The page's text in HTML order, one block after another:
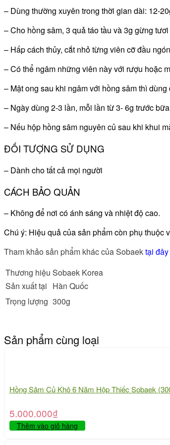
– Dùng thường xuyên trong thời gian dài: 12-
– Cho hồng sâm, 3 quả táo tầu và 3g gừng
– Hấp cách thủy, cắt nhỏ từng viên cỡ đầu
– Có thể ngâm những viên này với rượu hoặc
– Mật ong sau khi ngâm với hồng sâm thì
– Ngày dùng 2-3 lần, mỗi lần từ 3- 6g trước
– Nếu hộp hồng sâm nguyên củ sau khi khui
ĐỐI TƯỢNG SỬ DỤNG
– Dành cho tất cả mọi người
CÁCH BẢO QUẢN
– Không để nơi có ánh sáng và nhiệt độ cao.
Chú ý: Hiệu quả của sản phẩm còn phụ thuộc
Tham khảo sản phẩm khác của Sobaektại đây
Thương hiệu Sobaek Korea
Sản xuất tại Hàn Quốc
Trọng lượng 300g
Sản phẩm cùng loại
Hồng Sâm Củ Khô 6 Năm Hộp Thiếc Sobaek
5.000.000₫
Thêm vào giỏ hàng